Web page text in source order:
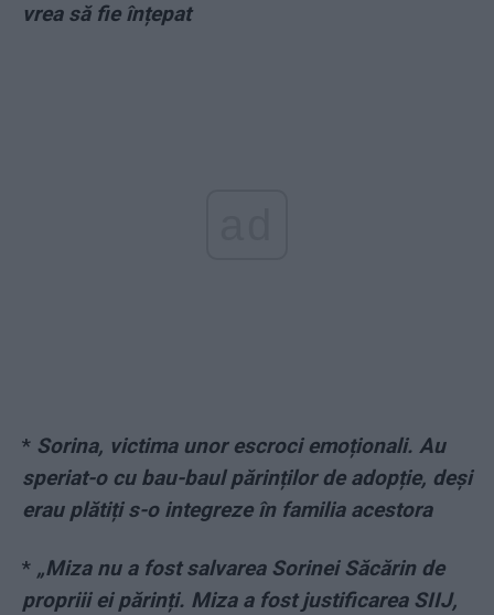
vrea să fie înțepat
* Sorina, victima unor escroci emoționali. Au
speriat-o cu bau-baul părinților de adopție, deși
erau plătiți s-o integreze în familia acestora
* „Miza nu a fost salvarea Sorinei Săcărin de
propriii ei părinți. Miza a fost justificarea SIIJ,